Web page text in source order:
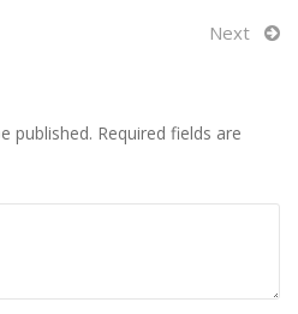
Next
published. Required fields are